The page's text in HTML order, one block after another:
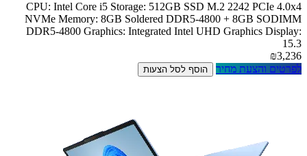
CPU: Intel Core i5 Storage: 512GB SSD M.2 2242 PCIe 4.0x4
NVMe Memory: 8GB Soldered DDR5-4800 + 8GB SODIMM
DDR5-4800 Graphics: Integrated Intel UHD Graphics Display:
15.3
₪3,236
לפרטים והצעת מחיר
הוסף לסל הצעות